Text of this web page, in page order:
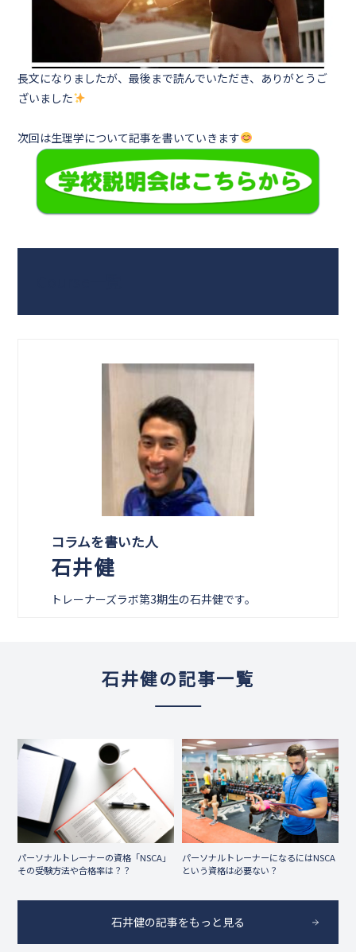
長文になりましたが、最後まで読んでいただき、ありがとうご
ざいました
次回は生理学について記事を書いていきます
コラムを書いた人
石井健
トレーナーズラボ第3期生の石井健です。
石井健の記事一覧
パーソナルトレーナーの資格「NSCA」
その受験方法や合格率は？？
パーソナルトレーナーになるにはNSCA
という資格は必要ない？
石井健の記事をもっと見る